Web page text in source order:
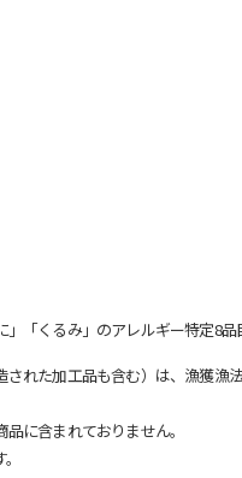
「くるみ」のアレルギー特定8品
れた加工品も含む）は、漁獲漁
に含まれておりません。